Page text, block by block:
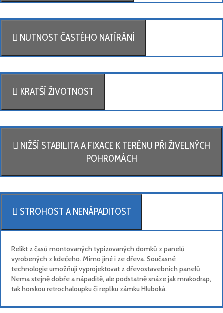
NUTNOST ČASTÉHO NATÍRÁNÍ
KRATŠÍ ŽIVOTNOST
NIŽŠÍ STABILITA A FIXACE K TERÉNU PŘI ŽIVELNÝCH
POHROMÁCH
STROHOST A NENÁPADITOST
Relikt z časů montovaných typizovaných domků z panelů
vyrobených z kdečeho. Mimo jiné i ze dřeva. Současné
technologie umožňují vyprojektovat z dřevostavebních panelů
Nema stejně dobře a nápaditě, ale podstatně snáze jak mrakodrap,
tak horskou retrochaloupku či repliku zámku Hluboká.